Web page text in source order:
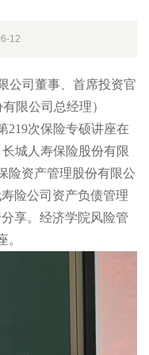
12
司董事、首席投资官
限公司总经理）
次保险专硕讲座在
城人寿保险股份有限
险资产管理股份有限公
险公司资产负债管理
享。经济学院风险管
。